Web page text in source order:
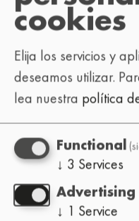
cookies
Elija los servicios y
deseamos utilizar.
lea nuestra política
Functional
↓ 3 Services
↓ 1 Service